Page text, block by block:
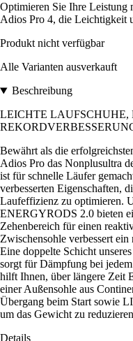
Optimieren Sie Ihre Leistung
Adios Pro 4, die Leichtigkeit
Produkt nicht verfügbar
Alle Varianten ausverkauft
Beschreibung
LEICHTE LAUFSCHUHE,
Bewährt als die
Adios Pro das Nonplusultra
ist für schnelle Läufer
verbesserten Eigenschaften,
Laufeffizienz zu optimieren.
ENERGYRODS 2.0 bieten
Zehenbereich für einen
Zwischensohle verbessert
Eine doppelte Schicht
sorgt für Dämpfung bei
hilft Ihnen, über längere Zeit
einer Außensohle aus
Übergang beim Start sowie
um das Gewicht zu
Details